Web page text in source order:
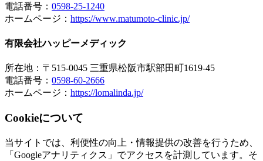
電話番号： 0598-25-1240
ホームページ： https://www.matumoto-clinic.jp/
有限会社ハッピーメディック
所在地：〒515-0045 三重県松阪市駅部田町1619-45
電話番号： 0598-60-2666
ホームページ： https://lomalinda.jp/
Cookieについて
当サイトでは、利便性の向上・情報提供の改善を行うため、
「Googleアナリティクス」でアクセスを計測しています。そ